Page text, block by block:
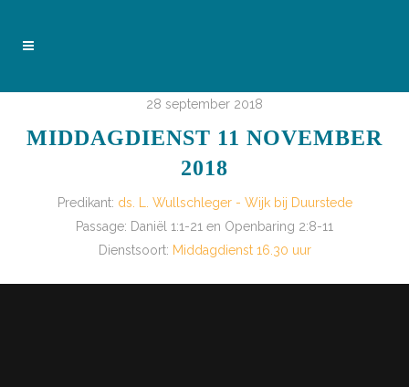
28 september 2018
MIDDAGDIENST 11 NOVEMBER
2018
Predikant: ds. L. Wullschleger - Wijk bij Duurstede
Passage: Daniël 1:1-21 en Openbaring 2:8-11
Dienstsoort: Middagdienst 16.30 uur